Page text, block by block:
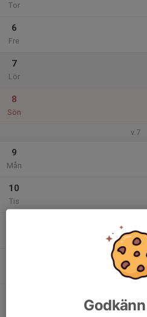
Tor
6
Fre
7
Lör
8
Sön
v.7
9
Mån
10
Tis